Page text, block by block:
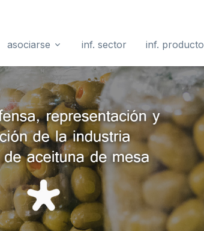
asociarse inf. sector inf. producto